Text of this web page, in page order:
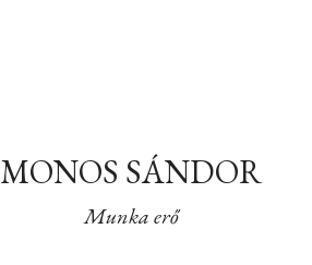
MONOS SÁNDOR
Munka erő